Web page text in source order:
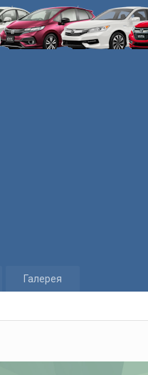
Галерея